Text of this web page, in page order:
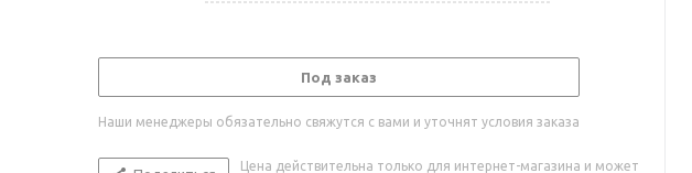
Под заказ
Наши менеджеры обязательно свяжутся с вами и уточнят условия заказа
Цена действительна только для интернет-магазина и может